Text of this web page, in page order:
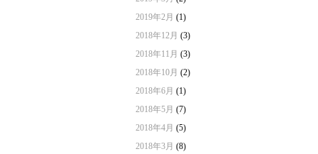
2019年2月 (1)
2018年12月 (3)
2018年11月 (3)
2018年10月 (2)
2018年6月 (1)
2018年5月 (7)
2018年4月 (5)
2018年3月 (8)